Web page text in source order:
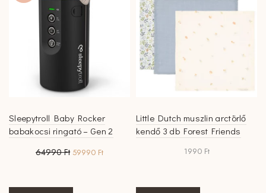
változatok
a
termékoldalon
választhatók
ki
Sleepytroll Baby Rocker
babakocsi ringató – Gen 2
64990Ft Original
64990 Ft.
59990 FtCurrent
Little Dutch muszlin arctörlő
kendő 3 db Forest Friends
1990 Ft